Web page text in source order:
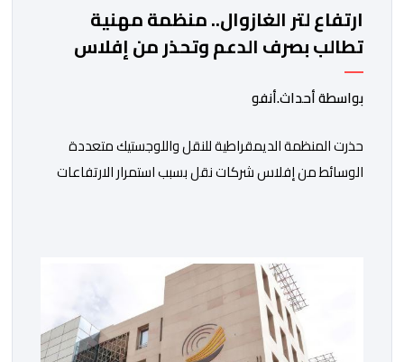
ارتفاع لتر الغازوال.. منظمة مهنية
تطالب بصرف الدعم وتحذر من إفلاس
شركات النقل
بواسطة أحداث.أنفو
حذرت المنظمة الديمقراطية للنقل واللوجستيك متعددة
الوسائط من إفلاس شركات نقل بسبب استمرار الارتفاعات
والسائقون المهنيون، على حد سواء، يواجهون ضغوطا
اقتصادية غير مسبوقة نتيجة الارتفاع المستمر في كلفة
العملية النقلية، حيث […]